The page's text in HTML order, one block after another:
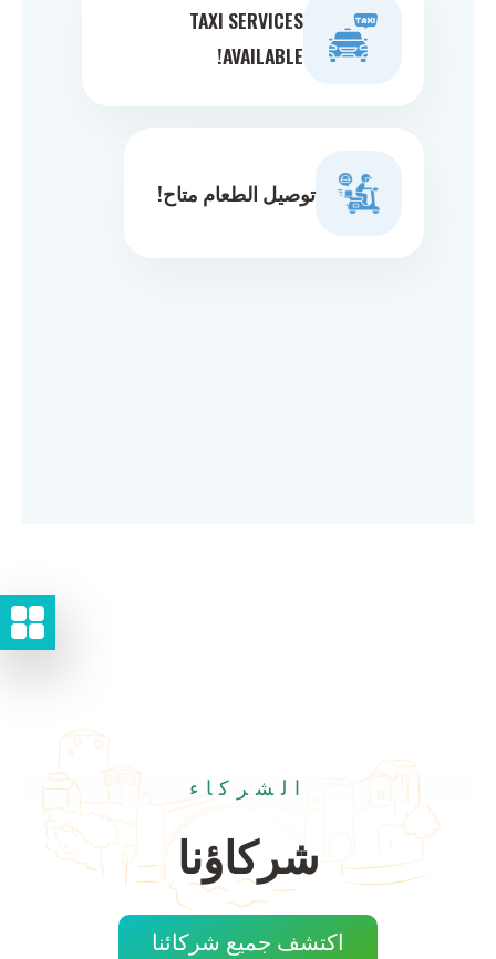
TAXI SERVICES
AVAILABLE!
توصيل الطعام متاح!
الشركاء
شركاؤنا
اكتشف جميع شركائنا